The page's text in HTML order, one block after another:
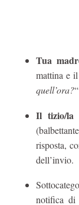
Tua
mattina e
quell’ora?“
Il tizio/la
risposta,
dell’invio.
notifica di